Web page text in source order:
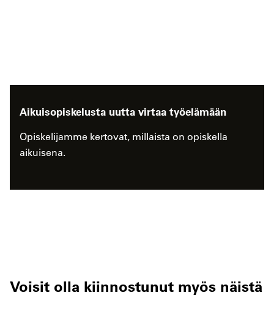
Aikuisopiskelusta uutta virtaa työelämään
Opiskelijamme kertovat, millaista on opiskella
aikuisena.
Voisit olla kiinnostunut myös näistä